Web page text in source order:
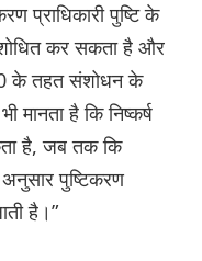
प्राधिकारी पुष्टि के
कर सकता है और
के तहत संशोधन के
है कि निष्कर्ष
है, जब तक कि
पुष्टिकरण
है।”